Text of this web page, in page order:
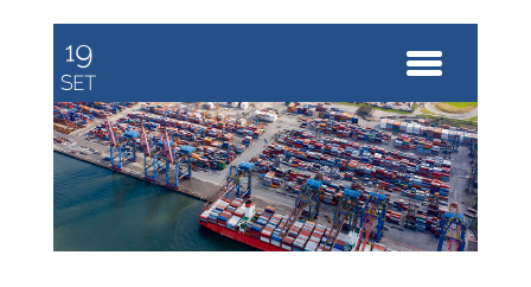
19
SET